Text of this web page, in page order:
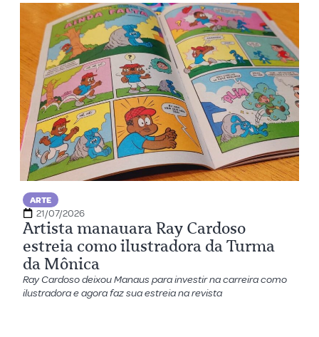
ARTE
21/07/2026
Artista manauara Ray Cardoso
estreia como ilustradora da Turma
da Mônica
Ray Cardoso deixou Manaus para investir na carreira como
ilustradora e agora faz sua estreia na revista